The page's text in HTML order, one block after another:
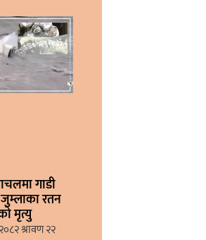
गाडी
जुम्लाका रतन
मृत्यु
२०८२ श्रावण २२